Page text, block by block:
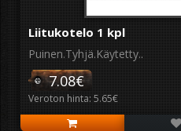
Liitukotelo 1 kpl
Puinen.Tyhjä.Käytetty..
7.08€
Veroton hinta: 5.65€